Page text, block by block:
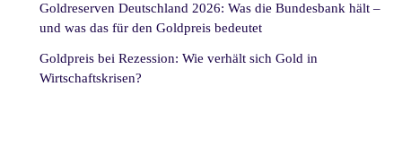
Goldreserven Deutschland 2026: Was die Bundesbank hält –
und was das für den Goldpreis bedeutet
Goldpreis bei Rezession: Wie verhält sich Gold in
Wirtschaftskrisen?